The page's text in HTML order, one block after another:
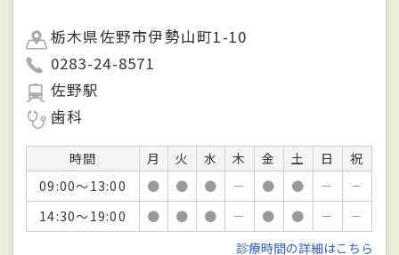
栃木県佐野市伊勢山町1-10
0283-24-8571
佐野駅
歯科
時間 月 火 水 木 金 土 日
祝
09:00～13:00
● ● ● － ● ● －
－
14:30～19:00
● ● ● － ● ● －
－
診療時間の詳細はこちら